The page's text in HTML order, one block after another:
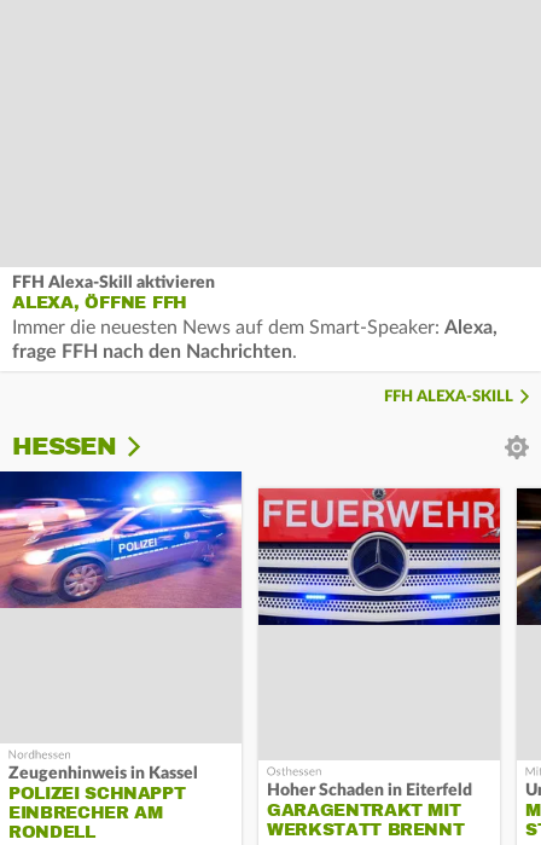
FFH Alexa-Skill aktivieren
ALEXA, ÖFFNE FFH
Immer die neuesten News auf dem Smart-Speaker: Alexa,
frage FFH nach den Nachrichten.
FFH ALEXA-SKILL
HESSEN
Zeugenhinweis in Kassel
POLIZEI SCHNAPPT
EINBRECHER AM
RONDELL
Hoher Schaden in Eiterfeld
GARAGENTRAKT MIT
WERKSTATT BRENNT